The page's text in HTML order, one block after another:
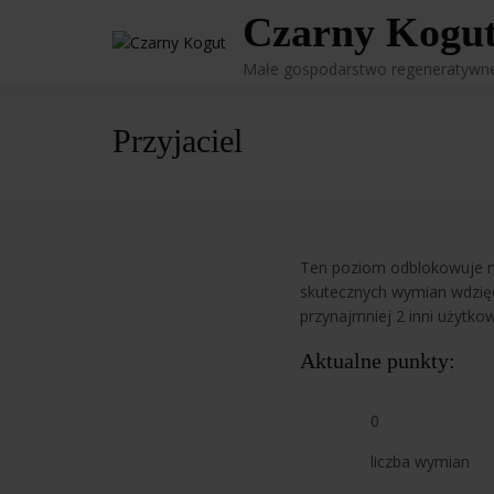
Czarny
Małe gospodarstwo
Przyjaciel
Ten poziom odblokowuje
skutecznych wymian
przynajmniej 2 inni
Aktualne punkty:
0
liczba wymian